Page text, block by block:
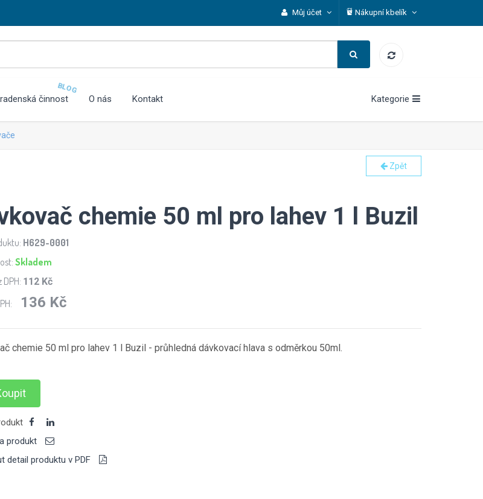
Můj účet Nákupní kbelík
činnost
BLOG
O nás Kontakt Kategorie
Zpět
chemie 50 ml pro lahev 1 l Buzil
H629-0001
Skladem
DPH: 112 Kč
136 Kč
chemie 50 ml pro lahev 1 l Buzil - průhledná dávkovací hlava s odměrkou 50ml.
produkt
detail produktu v PDF